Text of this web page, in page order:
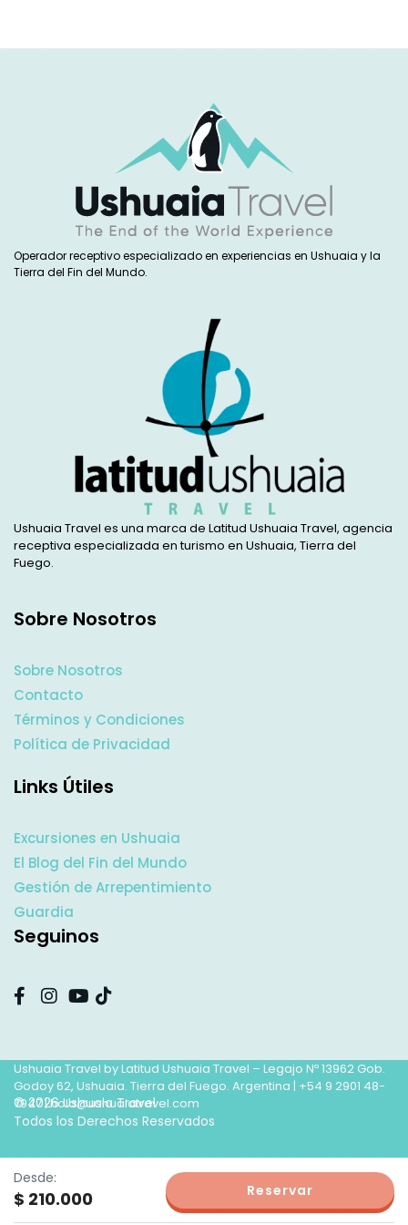
Desde:
$ 210.000 Reservar
Operador receptivo especializado en experiencias en Ushuaia y la
Tierra del Fin del Mundo.
Ushuaia Travel es una marca de Latitud Ushuaia Travel, agencia
receptiva especializada en turismo en Ushuaia, Tierra del
Fuego.
Sobre Nosotros
Sobre Nosotros
Contacto
Términos y Condiciones
Política de Privacidad
Links Útiles
Excursiones en Ushuaia
El Blog del Fin del Mundo
Gestión de Arrepentimiento
Guardia
Seguinos
Ushuaia Travel by Latitud Ushuaia Travel – Legajo Nº 13962 Gob.
Godoy 62, Ushuaia. Tierra del Fuego. Argentina | +54 9 2901 48-
7947|hola@ushuaiatravel.com
© 2026 Ushuaia Travel
Todos los Derechos Reservados
wpml.orgas a development site. Switch to a